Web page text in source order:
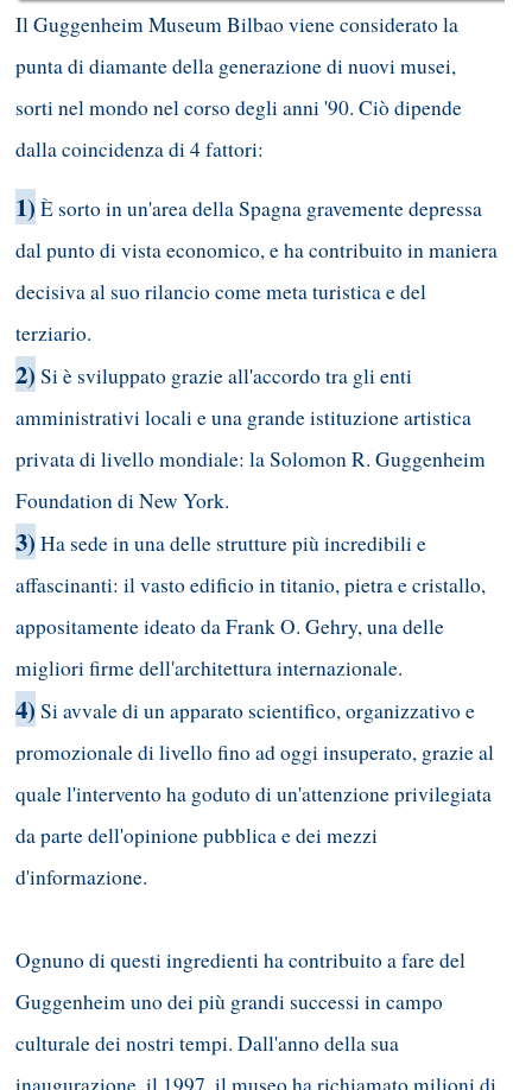
Il Guggenheim Museum Bilbao viene considerato la
punta di diamante della generazione di nuovi musei,
sorti nel mondo nel corso degli anni '90. Ciò dipende
dalla coincidenza di 4 fattori:
1) È sorto in un'area della Spagna gravemente depressa
dal punto di vista economico, e ha contribuito in maniera
decisiva al suo rilancio come meta turistica e del
terziario.
2) Si è sviluppato grazie all'accordo tra gli enti
amministrativi locali e una grande istituzione artistica
privata di livello mondiale: la Solomon R. Guggenheim
Foundation di New York.
3) Ha sede in una delle strutture più incredibili e
affascinanti: il vasto edificio in titanio, pietra e cristallo,
appositamente ideato da Frank O. Gehry, una delle
migliori firme dell'architettura internazionale.
4) Si avvale di un apparato scientifico, organizzativo e
promozionale di livello fino ad oggi insuperato, grazie al
quale l'intervento ha goduto di un'attenzione privilegiata
da parte dell'opinione pubblica e dei mezzi
d'informazione.
Ognuno di questi ingredienti ha contribuito a fare del
Guggenheim uno dei più grandi successi in campo
culturale dei nostri tempi. Dall'anno della sua
inaugurazione, il 1997, il museo ha richiamato milioni di